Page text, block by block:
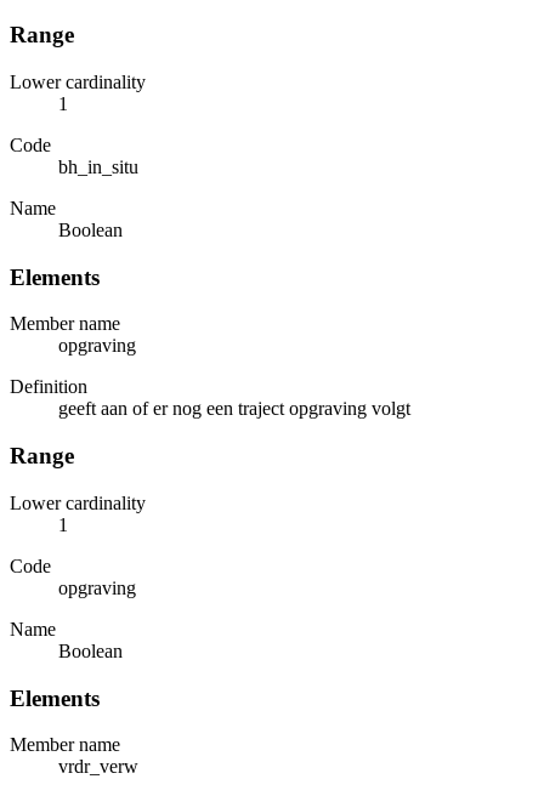
Range
Lower cardinality
1
Code
bh_in_situ
Name
Boolean
Elements
Member name
opgraving
Definition
geeft aan of er nog een traject opgraving volgt
Range
Lower cardinality
1
Code
opgraving
Name
Boolean
Elements
Member name
vrdr_verw